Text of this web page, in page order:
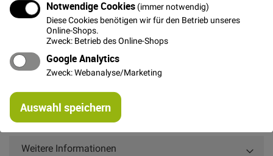
Notwendige Cookies (immer notwendig)
Diese Cookies benötigen wir für den Betrieb unseres
Online-Shops.
Zweck: Betrieb des Online-Shops
Google Analytics
Zweck: Webanalyse/Marketing
Auswahl speichern
Details
Gewebte Spitze zum Aufnähen und Dekorieren z.B. an
Rock- oder Kleidsaum. Breite ca. 3,5 cm.
Weitere Informationen